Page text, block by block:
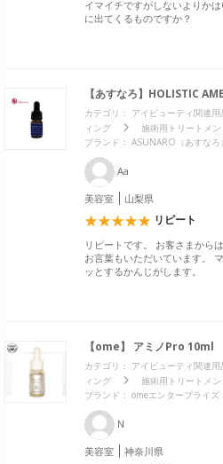
イマイチですがしないよりか
に出てくるものですか？
【あすなろ】HOLISTIC
カテゴリ： アイビューティ関連用
ィング
施術用トリートメン
ブランド： ASUNARO（あすなろ）
Aa
美容室 山梨県
リピート
リピートです。 お客さまから
お言葉もいただいています。
ッとするかんじがします。
【ome】 アミノPro 10ml
カテゴリ： アイビューティ関連用
ィング
施術用トリートメン
ブランド： omeエンタープライズ
N
美容室 神奈川県